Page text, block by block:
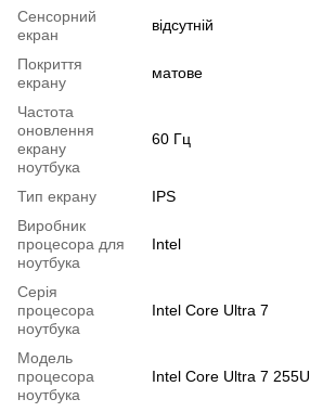
Сенсорний
екран
відсутній
Покриття
екрану
матове
Частота
оновлення
екрану
ноутбука
60 Гц
Тип екрану
IPS
Виробник
процесора для
ноутбука
Intel
Серія
процесора
ноутбука
Intel Core Ultra 7
Модель
процесора
ноутбука
Intel Core Ultra 7 255U